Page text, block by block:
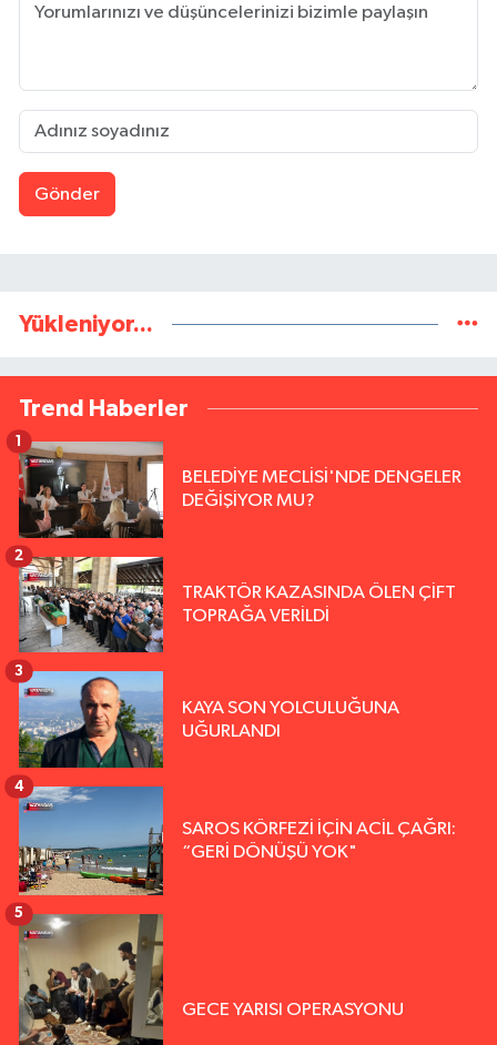
Gönder
Yükleniyor...
Trend Haberler
BELEDİYE MECLİSİ'NDE DENGELER
DEĞİŞİYOR MU?
1
TRAKTÖR KAZASINDA ÖLEN ÇİFT
TOPRAĞA VERİLDİ
2
KAYA SON YOLCULUĞUNA
UĞURLANDI
3
SAROS KÖRFEZİ İÇİN ACİL ÇAĞRI:
“GERİ DÖNÜŞÜ YOK"
4
GECE YARISI OPERASYONU
5